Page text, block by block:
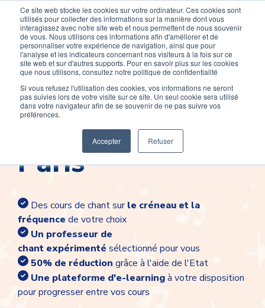
Ce site web stocke les cookies sur votre ordinateur. Ces cookies sont
utilisés pour collecter des informations sur la manière dont vous
interagissez avec notre site web et nous permettent de nous souvenir
de vous. Nous utilisons ces informations afin d'améliorer et de
personnaliser votre expérience de navigation, ainsi que pour
l'analyse et les indicateurs concernant nos visiteurs à la fois sur ce
site web et sur d'autres supports. Pour en savoir plus sur les cookies
que nous utilisons, consultez notre politique de confidentialité
Si vous refusez l'utilisation des cookies, vos informations ne seront
pas suivies lors de votre visite sur ce site. Un seul cookie sera utilisé
dans votre navigateur afin de se souvenir de ne pas suivre vos
préférences.
Accepter Refuser
Devenir élève Devenir Prof
Cours de chant à
Paris
Des cours de chant surle créneau et la
fréquence de votre choix
Un professeur de
chant expérimenté sélectionné pour vous
50% de réduction grâce à l'aide de l'Etat
Une plateforme d'e-learningà votre disposition
pour progresser entre vos cours